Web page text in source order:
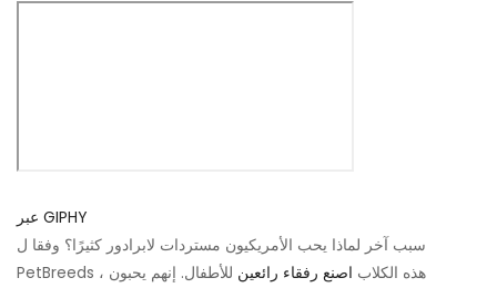
عبر GIPHY
سبب آخر لماذا يحب الأمريكيون مستردات لابرادور كثيرًا؟ وفقا ل
PetBreeds ، هذه الكلاب اصنع رفقاء رائعين للأطفال. إنهم يحبون